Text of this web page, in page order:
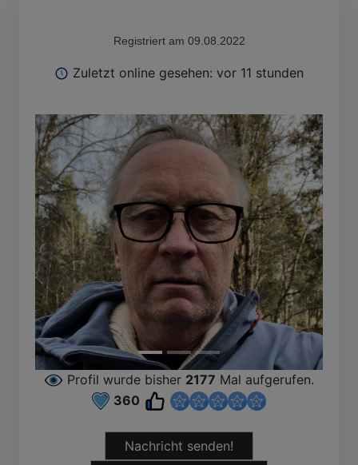
Registriert am 09.08.2022
Zuletzt online gesehen: vor 11 stunden
Profil wurde bisher 2177 Mal aufgerufen.
360
Nachricht senden!